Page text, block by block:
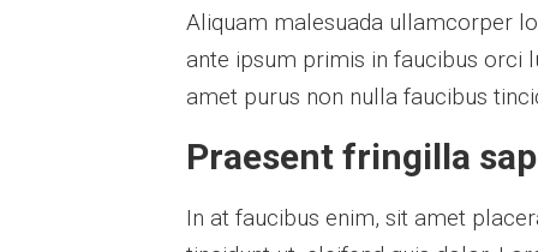
Aliquam malesuada ullamcorper
ante ipsum primis in faucibus orci
amet purus non nulla faucibus
Praesent fringilla
In at faucibus enim, sit amet